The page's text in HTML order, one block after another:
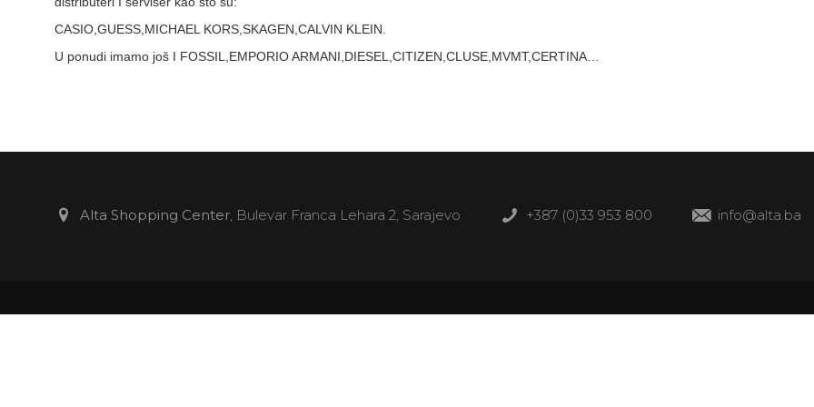
CASIO,GUESS,MICHAEL KORS,SKAGEN,CALVIN KLEIN.
U ponudi imamo još I FOSSIL,EMPORIO ARMANI,DIESEL,CITIZEN,CLUSE,MVMT,CERTINA…
Alta Shopping Center, Bulevar Franca Lehara 2, Sarajevo +387 (0)33 953 800 info@alta.ba